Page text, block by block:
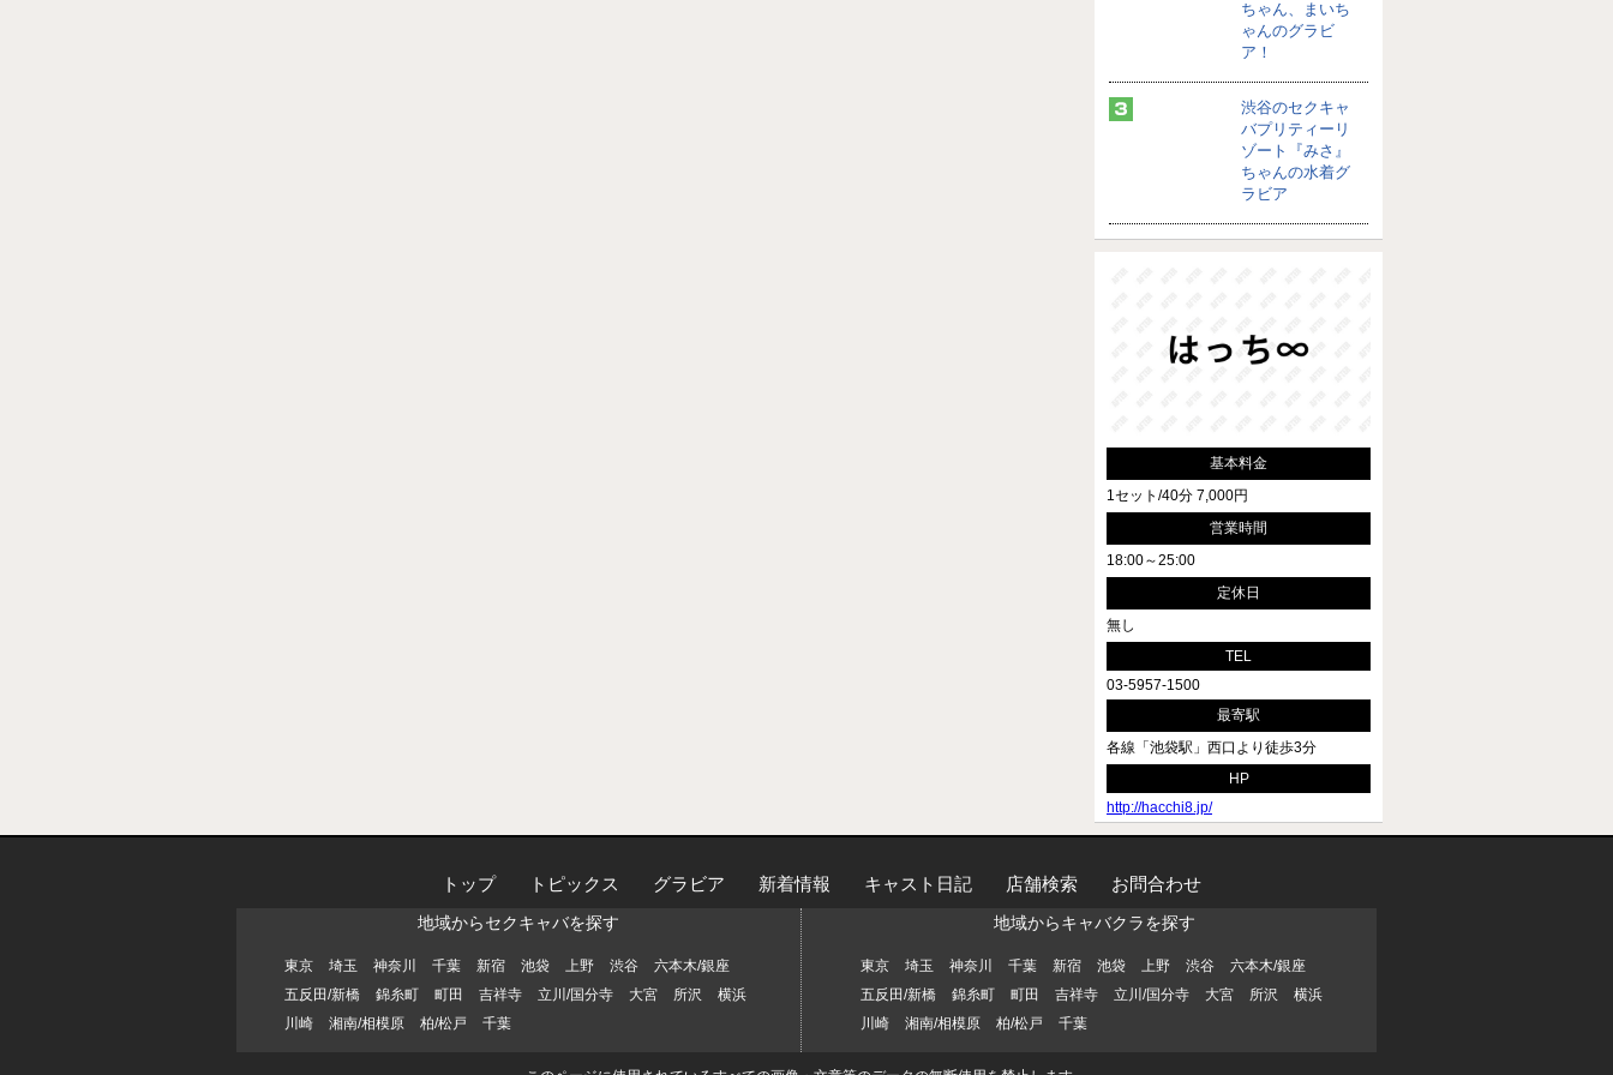
ちゃん、まいち
ゃんのグラビ
ア！
渋谷のセクキャ
バプリティーリ
ゾート『みさ』
ちゃんの水着グ
ラビア
基本料金
1セット/40分 7,000円
営業時間
18:00～25:00
定休日
無し
TEL
03-5957-1500
最寄駅
各線「池袋駅」西口より徒歩3分
HP
http://hacchi8.jp/
トップ トピックス グラビア 新着情報 キャスト日記 店舗検索 お問合わせ
地域からセクキャバを探す
東京 埼玉 神奈川 千葉 新宿 池袋 上野 渋谷
六本木/銀座
五反田/新橋
錦糸町 町田 吉祥寺 立川/国分寺 大宮 所沢
横浜
川崎
湘南/相模原 柏/松戸 千葉
地域からキャバクラを探す
東京 埼玉 神奈川 千葉 新宿 池袋 上野 渋谷
六本木/銀座
五反田/新橋
錦糸町 町田 吉祥寺 立川/国分寺 大宮 所沢
横浜
川崎
湘南/相模原 柏/松戸 千葉